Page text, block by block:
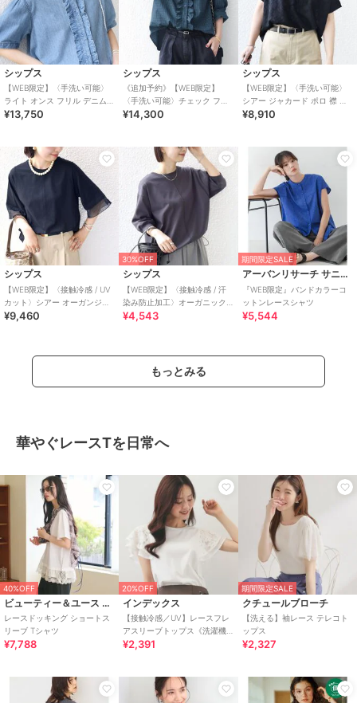
シップス
【WEB限定】〈手洗い可能〉
ライト オンス フリル デニム
半袖 シャツ
¥13,750
シップス
《追加予約》【WEB限定】
〈手洗い可能〉チェック フリ
ル ロングスリーブ シャツ（グ
¥14,300
シップス
【WEB限定】〈手洗い可能〉
シアー ジャカード ポロ 襟 シ
ョート スリーブ プルオーバー
¥8,910
シップス
【WEB限定】〈接触冷感 / UV
カット〉シアー オーガンジー
コンビ プルオーバー
¥9,460
30%OFF
シップス
【WEB限定】〈接触冷感 / 汗
染み防止加工〉オーガニック
コットン 裾 ドロスト トップス
¥4,543
期間限定SALE
アーバンリサーチ サニーレーベル
『WEB限定』バンドカラーコ
ットンレースシャツ
¥5,544
もっとみる
華やぐレースTを日常へ
40%OFF
ビューティー＆ユース ユナイテッドアローズ
レースドッキング ショートス
リーブ Tシャツ
¥7,788
20%OFF
インデックス
【接触冷感／UV】レースフレ
アスリーブトップス《洗濯機
OK》
¥2,391
期間限定SALE
クチュールブローチ
【洗える】袖レース テレコト
ップス
¥2,327